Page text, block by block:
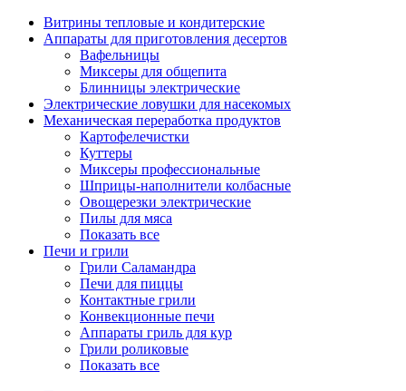
Витрины тепловые и кондитерские
Аппараты для приготовления десертов
Вафельницы
Миксеры для общепита
Блинницы электрические
Электрические ловушки для насекомых
Механическая переработка продуктов
Картофелечистки
Куттеры
Миксеры профессиональные
Шприцы-наполнители колбасные
Овощерезки электрические
Пилы для мяса
Показать все
Печи и грили
Грили Саламандра
Печи для пиццы
Контактные грили
Конвекционные печи
Аппараты гриль для кур
Грили роликовые
Показать все